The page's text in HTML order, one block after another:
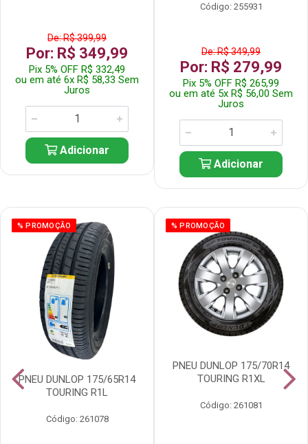
De: R$ 399,99
Por: R$ 349,99
Pix 5% OFF R$ 332,49
ou em até 6x R$ 58,33 Sem
Juros
Adicionar
Código: 255931
De: R$ 349,99
Por: R$ 279,99
Pix 5% OFF R$ 265,99
ou em até 5x R$ 56,00 Sem
Juros
Adicionar
% PROMOÇÃO
PNEU DUNLOP 175/65R14
TOURING R1L
Código: 261078
% PROMOÇÃO
PNEU DUNLOP 175/70R14
TOURING R1XL
Código: 261081